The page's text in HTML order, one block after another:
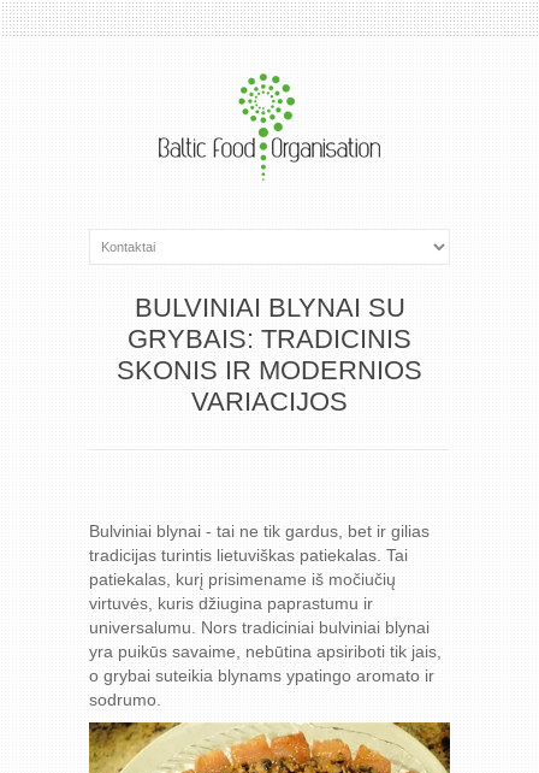
BULVINIAI BLYNAI SU
GRYBAIS: TRADICINIS
SKONIS IR MODERNIOS
VARIACIJOS
Bulviniai blynai - tai ne tik gardus, bet ir gilias
tradicijas turintis lietuviškas patiekalas. Tai
patiekalas, kurį prisimename iš močiučių
virtuvės, kuris džiugina paprastumu ir
universalumu. Nors tradiciniai bulviniai blynai
yra puikūs savaime, nebūtina apsiriboti tik jais,
o grybai suteikia blynams ypatingo aromato ir
sodrumo.